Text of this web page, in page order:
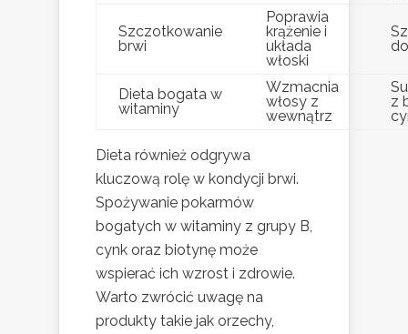
Szczotkowanie
brwi
Poprawia
krążenie i
układa
włoski
Dieta bogata w
witaminy
Wzmacnia
włosy z
wewnątrz
z
Dieta również odgrywa
kluczową rolę w kondycji brwi.
Spożywanie pokarmów
bogatych w witaminy z grupy B,
cynk oraz biotynę może
wspierać ich wzrost i zdrowie.
Warto zwrócić uwagę na
produkty takie jak orzechy,